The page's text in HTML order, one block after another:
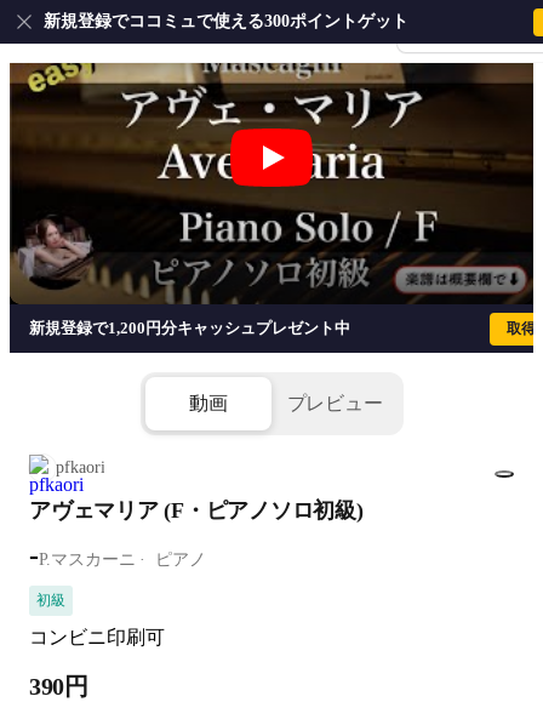
会員登録・ログイ
新規登録でココミュで使える300ポイントゲット
アヴェマリア (F・ピアノソロ初級) -
新規登録で1,200円分キャッシュプレゼント中 取得
動画 プレビュー
pfkaori
アヴェマリア (F・ピアノソロ初級)
-P.マスカーニ ピアノ
初級
コンビニ印刷可
390円